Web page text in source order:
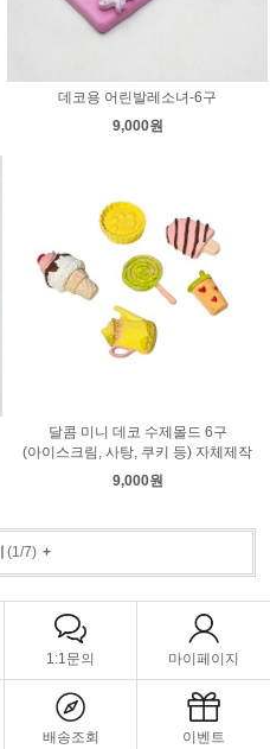
데코용 어린발레소녀-6구
9,000원
달콤 미니 데코 수제몰드 6구
(아이스크림, 사탕, 쿠키 등) 자체제작
9,000원
(1/7)+
1:1문의 마이페이지
배송조회 이벤트